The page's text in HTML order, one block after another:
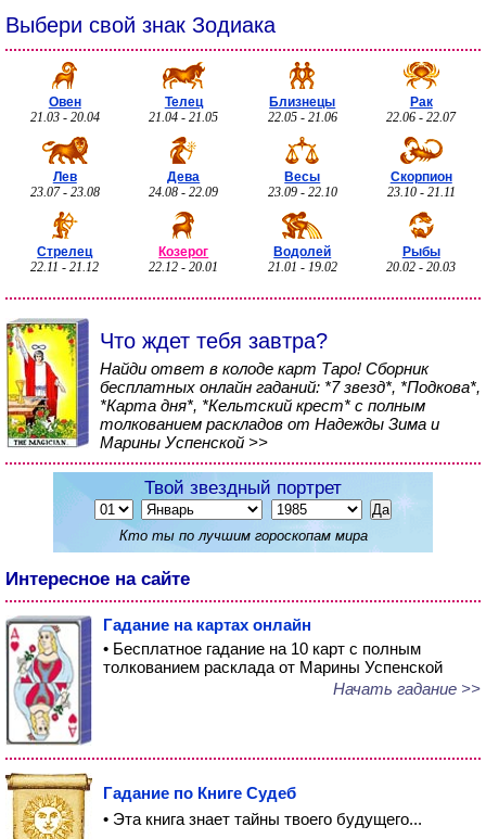
Выбери свой знак Зодиака
Овен
21.03 - 20.04
Телец
21.04 - 21.05
Близнецы
22.05 - 21.06
Рак
22.06 - 22.07
Лев
23.07 - 23.08
Дева
24.08 - 22.09
Весы
23.09 - 22.10
Скорпион
23.10 - 21.11
Стрелец
22.11 - 21.12
Козерог
22.12 - 20.01
Водолей
21.01 - 19.02
Рыбы
20.02 - 20.03
Что ждет тебя завтра?
Найди ответ в колоде карт Таро! Сборник
бесплатных онлайн гаданий: *7 звезд*, *Подкова*,
*Карта дня*, *Кельтский крест* с полным
толкованием раскладов от Надежды Зима и
Марины Успенской >>
Твой звездный портрет
Кто ты по лучшим гороскопам мира
Интересное на сайте
Гадание на картах онлайн
• Бесплатное гадание на 10 карт с полным
толкованием расклада от Марины Успенской
Начать гадание >>
Гадание по Книге Судеб
• Эта книга знает тайны твоего будущего...